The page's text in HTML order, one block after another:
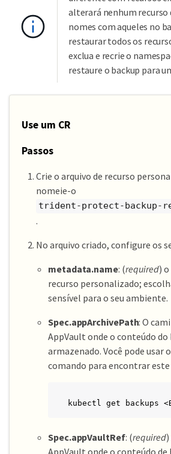
alterará nenhum
nomes com aqueles no
restaurar todos os
exclua e recrie o
restaure o backup para
Use um CR
Passos
Crie o arquivo de recurso
nomeie-o
trident-protect-backup-
.
No arquivo criado, configure os
metadata.name: (required)
recurso personalizado;
sensível para o seu ambiente.
Spec.appArchivePath: O
AppVault onde o conteúdo do
armazenado. Você pode usar
comando para encontrar
kubectl get backups
Spec.appVaultRef: (required)
AppVault onde o conteúdo de